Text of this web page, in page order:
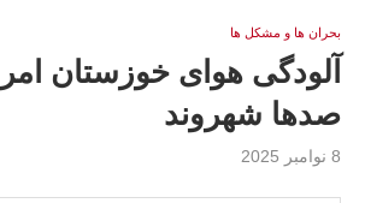
بحران ها و مشكل ها
آلودگی هوای خوزستان
صدها شهروند
8 نوامبر 2025